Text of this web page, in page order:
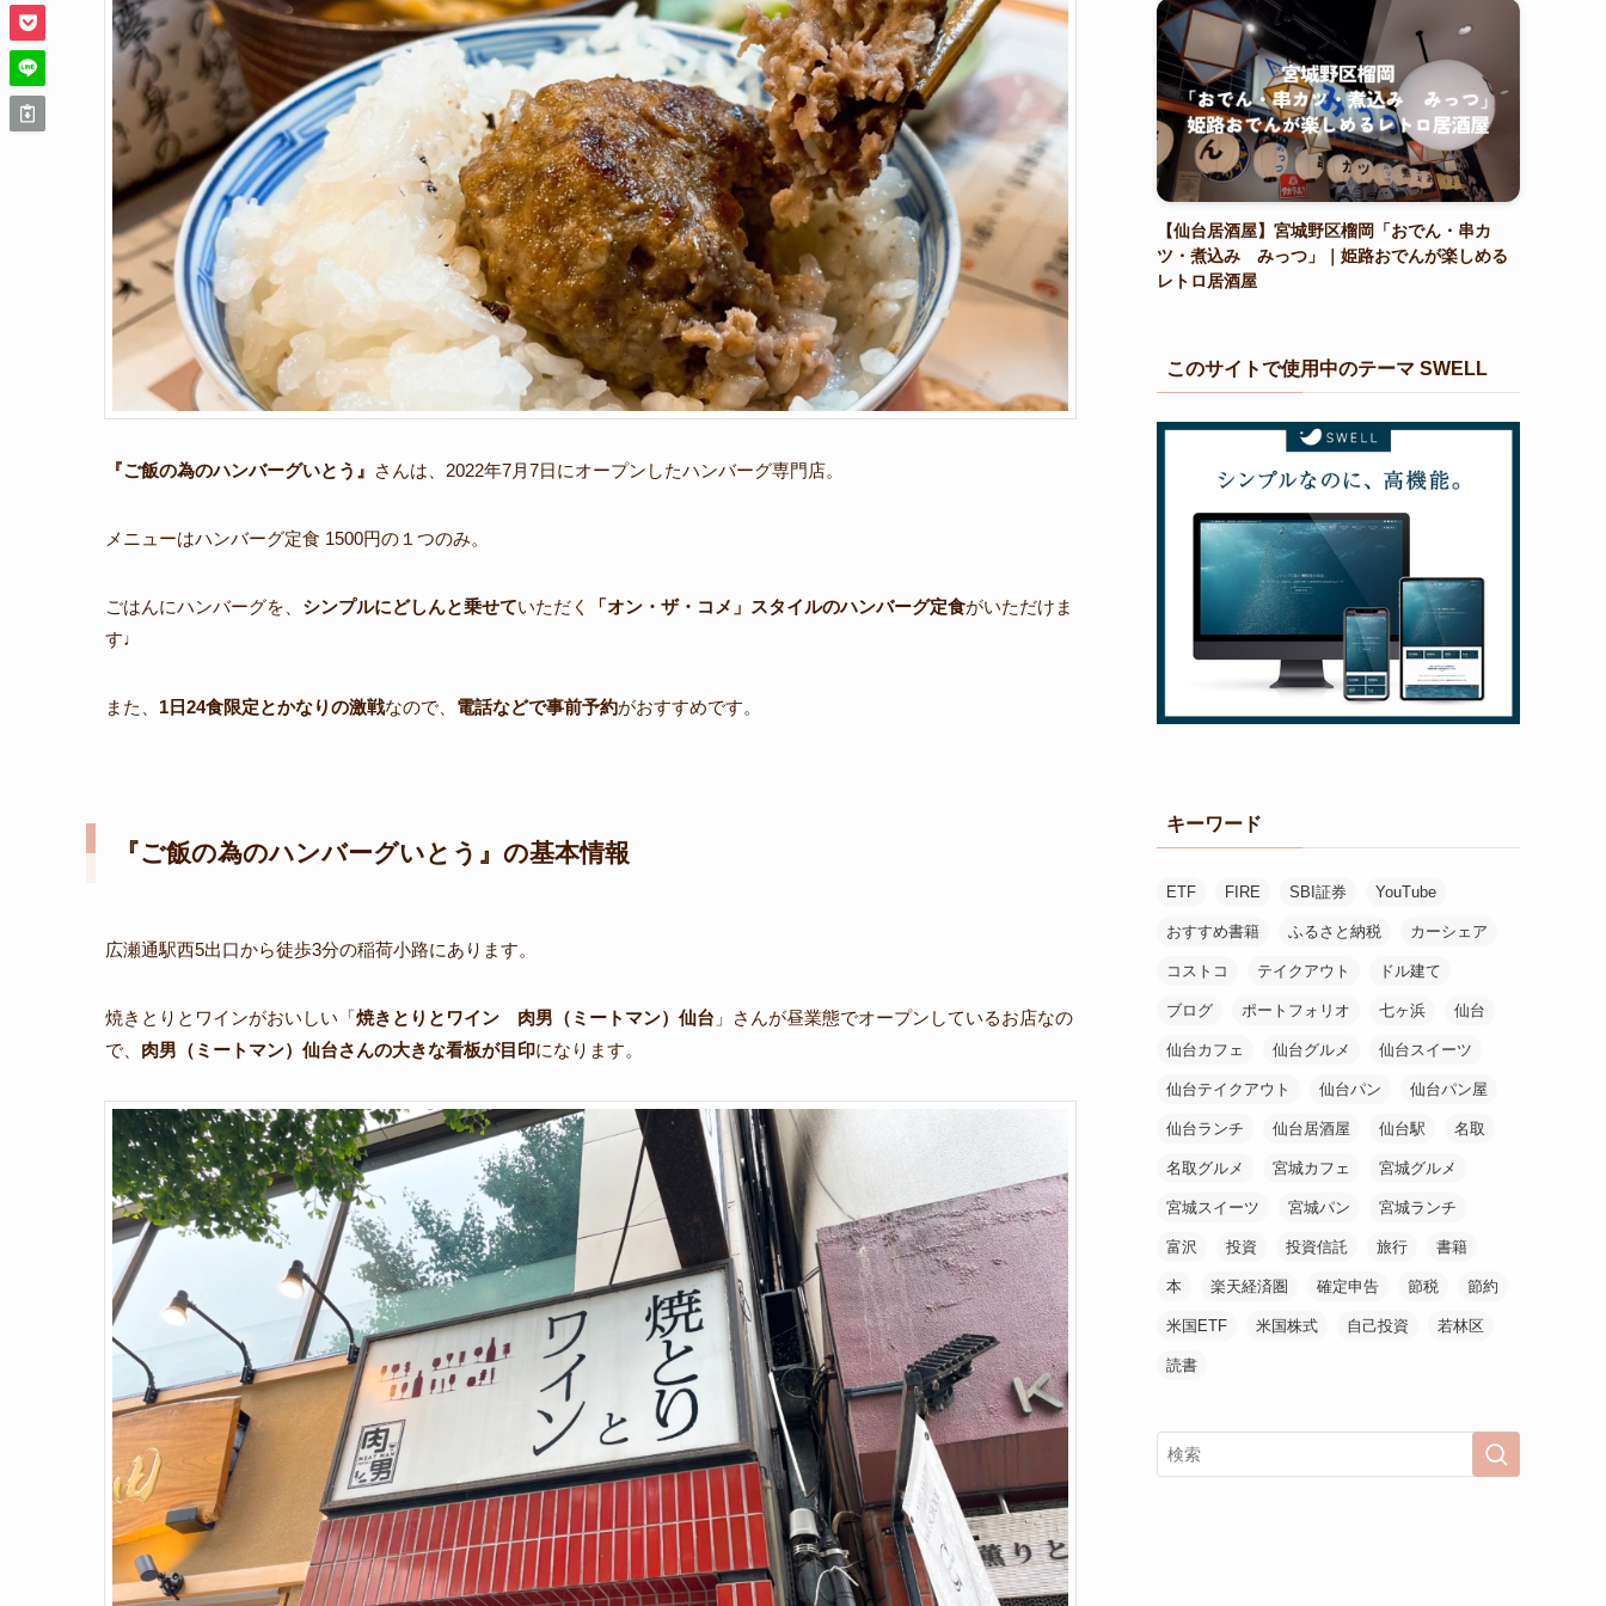
『ご飯の為のハンバーグいとう』 さんは、2022年7月7日にオープンしたハンバーグ専門店。
メニューはハンバーグ定食 1500円の１つのみ。
ごはんにハンバーグを、 シンプルにどしんと乗せていただく 「オン・ザ・コメ」スタイルのハンバーグ定食がいただけま
す♩
また、 1日24食限定とかなりの激戦なので、 電話などで事前予約がおすすめです。
『ご飯の為のハンバーグいとう』の基本情報
広瀬通駅西5出口から徒歩3分の稲荷小路にあります。
焼きとりとワインがおいしい「焼きとりとワイン 肉男（ミートマン）仙台 」さんが昼業態でオープンしているお店なの
で、 肉男（ミートマン）仙台さんの大きな看板が目印になります。
【仙台居酒屋】宮城野区榴岡「おでん・串カ
ツ・煮込み みっつ」｜姫路おでんが楽しめる
レトロ居酒屋
このサイトで使用中のテーマ SWELL
キーワード
ETF FIRE SBI証券 YouTube
おすすめ書籍 ふるさと納税 カーシェア
コストコ テイクアウト ドル建て
ブログ ポートフォリオ 七ヶ浜 仙台
仙台カフェ 仙台グルメ 仙台スイーツ
仙台テイクアウト 仙台パン 仙台パン屋
仙台ランチ 仙台居酒屋 仙台駅 名取
名取グルメ 宮城カフェ 宮城グルメ
宮城スイーツ 宮城パン 宮城ランチ
富沢 投資 投資信託 旅行 書籍
本 楽天経済圏 確定申告 節税 節約
米国ETF 米国株式 自己投資 若林区
読書